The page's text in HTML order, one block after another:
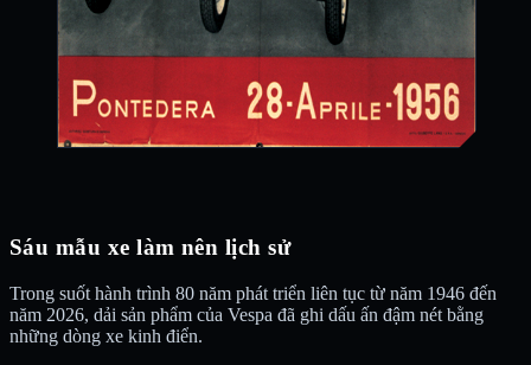
Sáu mẫu xe làm nên lịch sử
Trong suốt hành trình 80 năm phát triển liên tục từ năm 1946 đến
năm 2026, dải sản phẩm của Vespa đã ghi dấu ấn đậm nét bằng
những dòng xe kinh điển.